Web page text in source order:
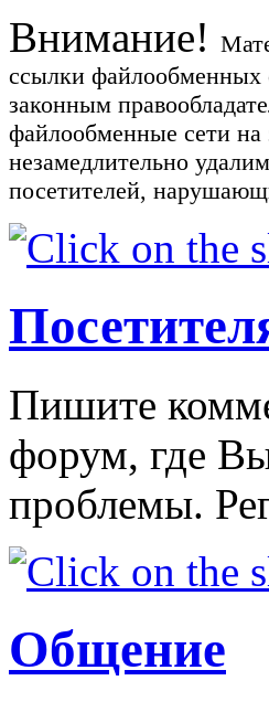
Внимание!
ссылки файлообменных
законным
файлообменные сети
незамедлительно
посетителей,
Пишите
форум, где
проблемы.
Общение